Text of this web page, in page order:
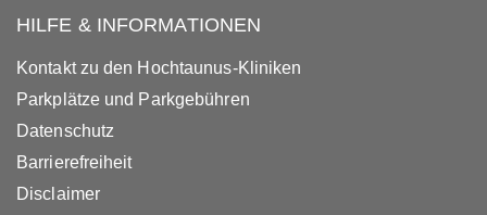
HILFE & INFORMATIONEN
Kontakt zu den Hochtaunus-Kliniken
Parkplätze und Parkgebühren
Datenschutz
Barrierefreiheit
Disclaimer